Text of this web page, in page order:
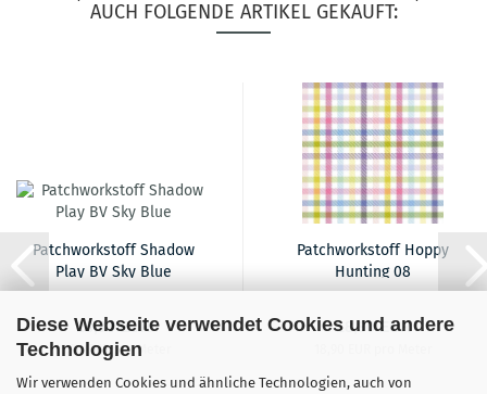
Diese Webseite verwendet Cookies und andere
Technologien
Wir verwenden Cookies und ähnliche Technologien, auch von
AUCH FOLGENDE ARTIKEL GEKAUFT:
Patchworkstoff Shadow
Play BV Sky Blue
16,90 EUR
16,90 EUR pro Meter
Patchworkstoff Hoppy
Hunting 08
18,90 EUR